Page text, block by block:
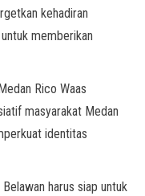
kehadiran
memberikan
Rico Waas
masyarakat Medan
identitas
harus siap untuk